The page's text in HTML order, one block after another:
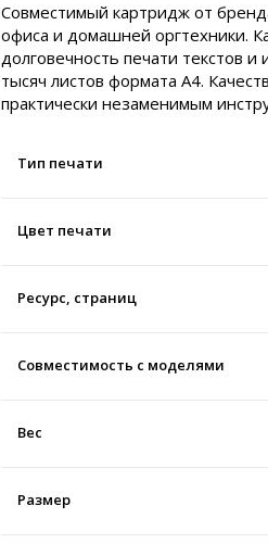
Совместимый картридж от
офиса и домашней оргтехники.
долговечность печати текстов
тысяч листов формата А4.
практически незаменимым
Тип печати
Цвет печати
Ресурс, страниц
Совместимость с моделями
Вес
Размер